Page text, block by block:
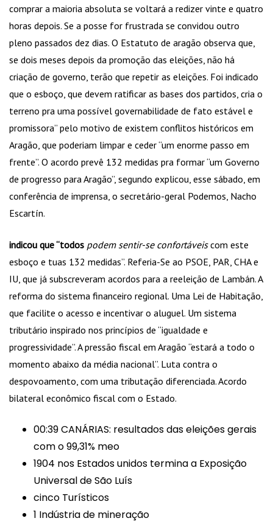
comprar a maioria absoluta se voltará a redizer vinte e quatro
horas depois. Se a posse for frustrada se convidou outro
pleno passados dez dias. O Estatuto de aragão observa que,
se dois meses depois da promoção das eleições, não há
criação de governo, terão que repetir as eleições. Foi indicado
que o esboço, que devem ratificar as bases dos partidos, cria o
terreno pra uma possível governabilidade de fato estável e
promissora” pelo motivo de existem conflitos históricos em
Aragão, que poderiam limpar e ceder “um enorme passo em
frente”. O acordo prevê 132 medidas pra formar “um Governo
de progresso para Aragão”, segundo explicou, esse sábado, em
conferência de imprensa, o secretário-geral Podemos, Nacho
Escartín.
indicou que “todos podem sentir-se confortáveiscom este
esboço e tuas 132 medidas”. Referia-Se ao PSOE, PAR, CHA e
IU, que já subscreveram acordos para a reeleição de Lambán. A
reforma do sistema financeiro regional. Uma Lei de Habitação,
que facilite o acesso e incentivar o aluguel. Um sistema
tributário inspirado nos princípios de “igualdade e
progressividade”. A pressão fiscal em Aragão “estará a todo o
momento abaixo da média nacional”. Luta contra o
despovoamento, com uma tributação diferenciada. Acordo
bilateral econômico fiscal com o Estado.
00:39 CANÁRIAS: resultados das eleições gerais
com o 99,31% meo
1904 nos Estados unidos termina a Exposição
Universal de São Luís
cinco Turísticos
1 Indústria de mineração